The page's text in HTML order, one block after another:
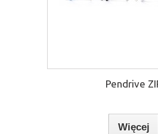
Pendrive
Więcej